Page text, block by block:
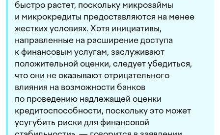
быстро растет, поскольку микрозаймы
и микрокредиты предоставляются на менее
жестких условиях. Хотя инициативы,
направленные на расширение доступа
к финансовым услугам, заслуживают
положительной оценки, следует убедиться,
что они не оказывают отрицательного
влияния на возможности банков
по проведению надлежащей оценки
кредитоспособности, поскольку это может
усугубить риски для финансовой